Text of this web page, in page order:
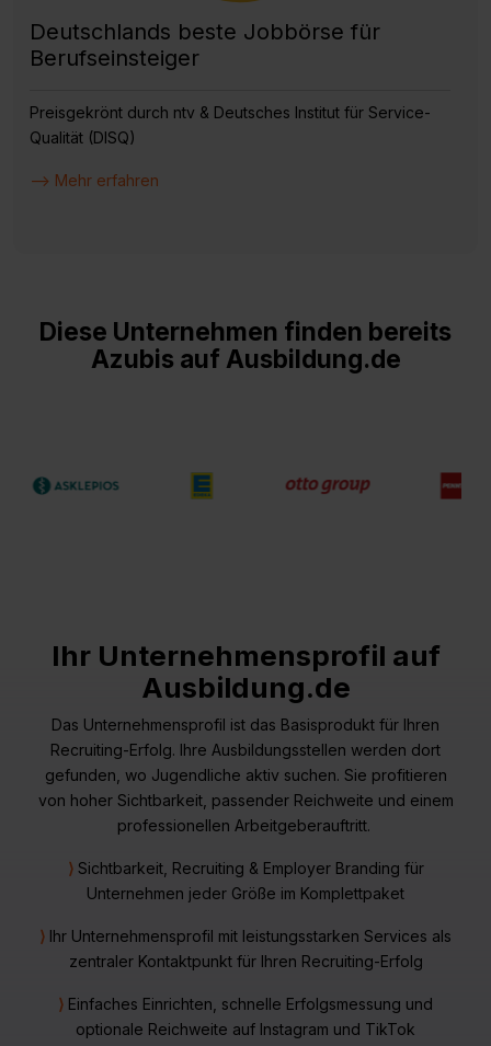
Deutschlands beste Jobbörse für
Berufseinsteiger
Preisgekrönt durch ntv & Deutsches Institut für Service-
Qualität (DISQ)
--> Mehr erfahren
Diese Unternehmen finden bereits
Azubis auf Ausbildung.de
Ihr Unternehmensprofil auf
Ausbildung.de
Das Unternehmensprofil ist das Basisprodukt für Ihren
Recruiting-Erfolg. Ihre Ausbildungsstellen werden dort
gefunden, wo Jugendliche aktiv suchen. Sie profitieren
von hoher Sichtbarkeit, passender Reichweite und einem
professionellen Arbeitgeberauftritt.
⟩ Sichtbarkeit, Recruiting & Employer Branding für
Unternehmen jeder Größe im Komplettpaket
⟩ Ihr Unternehmensprofil mit leistungsstarken Services als
zentraler Kontaktpunkt für Ihren Recruiting-Erfolg
⟩ Einfaches Einrichten, schnelle Erfolgsmessung und
optionale Reichweite auf Instagram und TikTok